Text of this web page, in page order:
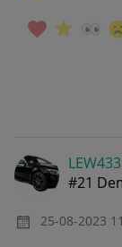
LEW433
#21
‎25-08-2023